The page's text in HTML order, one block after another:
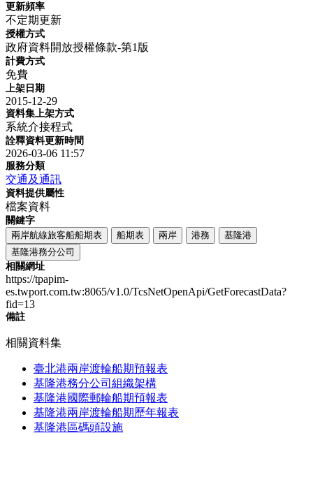
更新頻率
不定期更新
授權方式
政府資料開放授權條款-第1版
計費方式
免費
上架日期
2015-12-29
資料集上架方式
系統介接程式
詮釋資料更新時間
2026-03-06 11:57
服務分類
交通及通訊
資料提供屬性
檔案資料
關鍵字
兩岸航線旅客船船期表
船期表 兩岸 港務
基隆港
基隆港務分公司
相關網址
https://tpapim-
es.twport.com.tw:8065/v1.0/TcsNetOpenApi/GetForecastData?
fid=13
備註
相關資料集
臺北港兩岸渡輪船期預報表
基隆港務分公司組織架構
基隆港國際郵輪船期預報表
基隆港兩岸渡輪船期歷年報表
基隆港區碼頭設施